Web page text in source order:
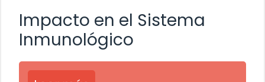
Impacto en el Sistema
Inmunológico